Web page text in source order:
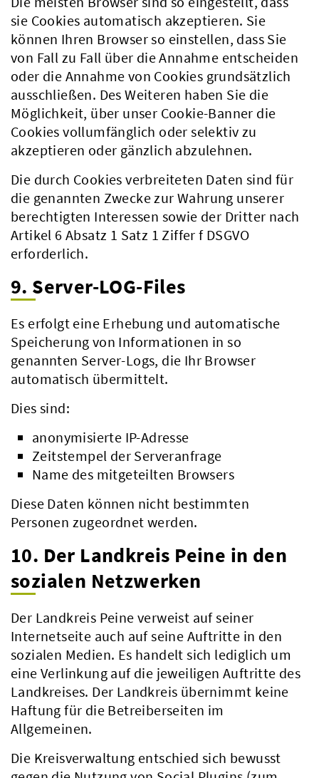
sie Cookies automatisch akzeptieren. Sie
können Ihren Browser so einstellen, dass Sie
von Fall zu Fall über die Annahme entscheiden
oder die Annahme von Cookies grundsätzlich
ausschließen. Des Weiteren haben Sie die
Möglichkeit, über unser Cookie-Banner die
Cookies vollumfänglich oder selektiv zu
akzeptieren oder gänzlich abzulehnen.
Die durch Cookies verbreiteten Daten sind für
die genannten Zwecke zur Wahrung unserer
berechtigten Interessen sowie der Dritter nach
Artikel 6 Absatz 1 Satz 1 Ziffer f DSGVO
erforderlich.
9. Server-LOG-Files
Es erfolgt eine Erhebung und automatische
Speicherung von Informationen in so
genannten Server-Logs, die Ihr Browser
automatisch übermittelt.
Dies sind:
anonymisierte IP-Adresse
Zeitstempel der Serveranfrage
Name des mitgeteilten Browsers
Diese Daten können nicht bestimmten
Personen zugeordnet werden.
10. Der Landkreis Peine in den
sozialen Netzwerken
Der Landkreis Peine verweist auf seiner
Internetseite auch auf seine Auftritte in den
sozialen Medien. Es handelt sich lediglich um
eine Verlinkung auf die jeweiligen Auftritte des
Landkreises. Der Landkreis übernimmt keine
Haftung für die Betreiberseiten im
Allgemeinen.
Die Kreisverwaltung entschied sich bewusst